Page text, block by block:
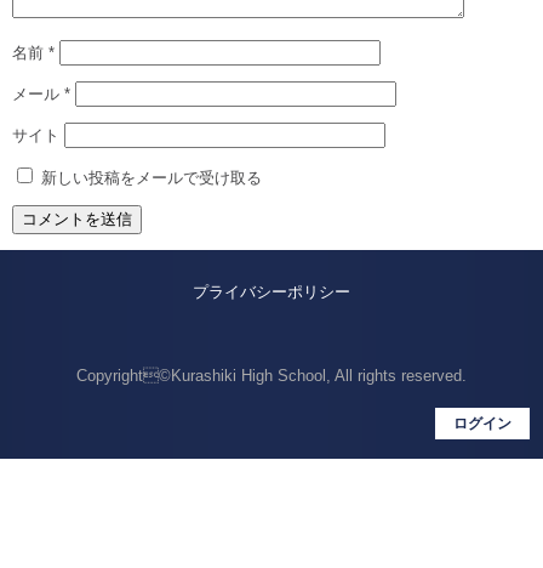
名前 *
メール *
サイト
新しい投稿をメールで受け取る
プライバシーポリシー
Copyright©Kurashiki High School, All rights reserved.
ログイン